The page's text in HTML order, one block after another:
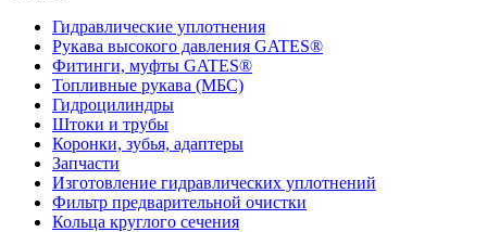
Гидравлические уплотнения
Рукава высокого давления GATES®
Фитинги, муфты GATES®
Топливные рукава (МБС)
Гидроцилиндры
Штоки и трубы
Коронки, зубья, адаптеры
Запчасти
Изготовление гидравлических уплотнений
Фильтр предварительной очистки
Кольца круглого сечения